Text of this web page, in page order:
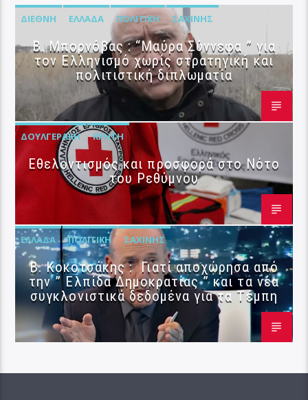
ΔΙΕΘΝΉ ΕΛΛΆΔΑ ΠΟΛΙΤΙΚΉ ΣΑΧΊΝΗΣ
B. Μπορνόβας : “Μαύρα Σύννεφα ” για
τον Ελληνισμό χωρίς στρατηγική και
πολιτιστική διπλωματία
ΔΟΥΛΓΕΡΆΚΗ ΚΡΉΤΗ
Εθελοντισμός και προσφορά στο Νότο
του Ρεθύμνου
ΕΛΛΆΔΑ ΠΟΛΙΤΙΚΉ ΣΑΧΊΝΗΣ
Β. Κοκοτσάκης : Γιατί αποχώρησα από
την ” Ελπίδα Δημοκρατίας ” και τα νέα
συγκλονιστικά δεδομένα για τα Τέμπη